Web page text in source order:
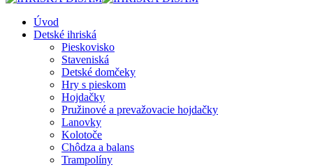
Úvod
Detské ihriská
Pieskovisko
Staveniská
Detské domčeky
Hry s pieskom
Hojdačky
Pružinové a prevažovacie hojdačky
Lanovky
Kolotoče
Chôdza a balans
Trampolíny